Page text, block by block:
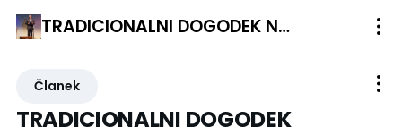
TRADICIONALNI DOGODEK NARODNO-ZABAVNE GLASBE JERBAS DOMAČIH
Članek
TRADICIONALNI DOGODEK